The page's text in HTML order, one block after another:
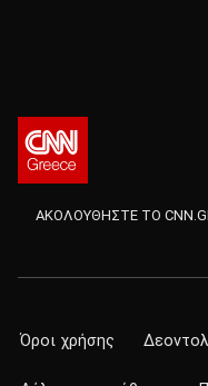
ΑΚΟΛΟΥΘΗΣΤΕ ΤΟ
Όροι χρήσης